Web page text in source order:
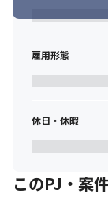
雇用形態
休日・休暇
このPJ・案